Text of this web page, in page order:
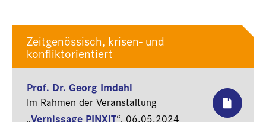
Zeitgenössisch, krisen- und
konfliktorientiert
Prof. Dr. Georg Imdahl
Im Rahmen der Veranstaltung
„Vernissage PINXIT“, 06.05.2024